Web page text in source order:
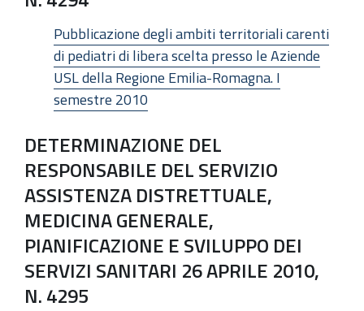
Pubblicazione degli ambiti territoriali carenti
di pediatri di libera scelta presso le Aziende
USL della Regione Emilia-Romagna. I
semestre 2010
DETERMINAZIONE DEL
RESPONSABILE DEL SERVIZIO
ASSISTENZA DISTRETTUALE,
MEDICINA GENERALE,
PIANIFICAZIONE E SVILUPPO DEI
SERVIZI SANITARI 26 APRILE 2010,
N. 4295